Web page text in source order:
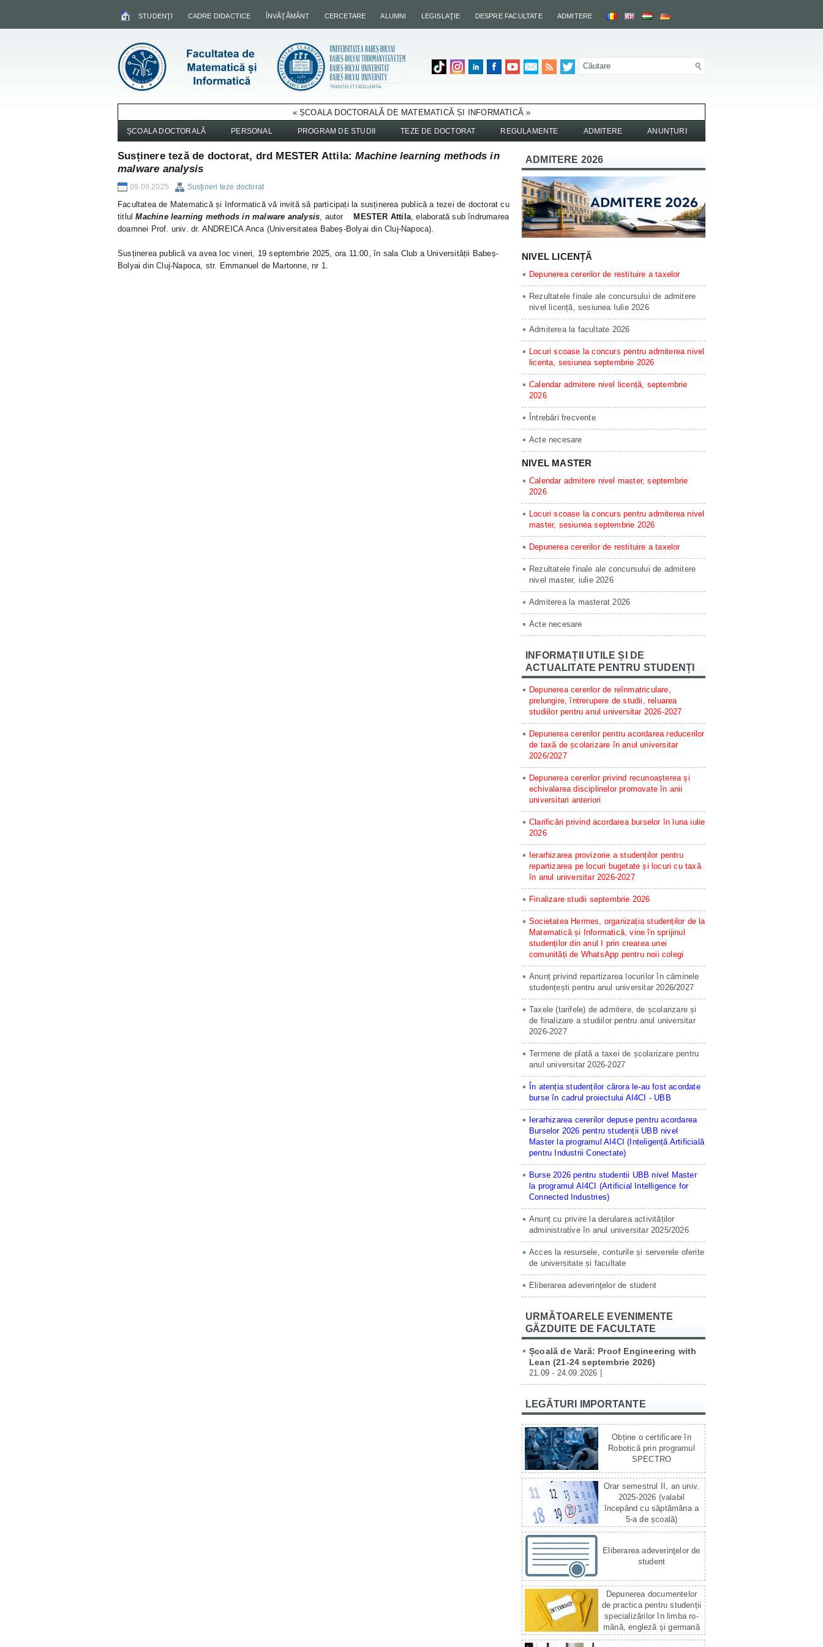
STUDENŢI CADRE DIDACTICE ÎNVĂŢĂMÂNT CERCETARE ALUMNI LEGISLAŢIE DESPRE FACULTATE ADMITERE
« ȘCOALA DOCTORALĂ DE MATEMATICĂ ȘI INFORMATICĂ »
ȘCOALA DOCTORALĂ PERSONAL PROGRAM DE STUDII TEZE DE DOCTORAT REGULAMENTE ADMITERE ANUNȚURI
Susținere teză de doctorat, drd MESTER Attila:Machine learning methods in
malware analysis
09.09.2025 Susţineri teze doctorat
Facultatea de Matematică și Informatică vă invită să participați la susținerea publică a tezei de doctorat cu
titlulMachine learning methods in malware analysis, autor MESTER Attila, elaborată sub îndrumarea
doamnei Prof. univ. dr. ANDREICA Anca (Universitatea Babeș-Bolyai din Cluj-Napoca).
Susținerea publică va avea loc vineri, 19 septembrie 2025, ora 11:00, în sala Club a Universității Babeș-
Bolyai din Cluj-Napoca, str. Emmanuel de Martonne, nr 1.
ADMITERE 2026
NIVEL LICENȚĂ
Depunerea cererilor de restituire a taxelor
Rezultatele finale ale concursului de admitere
nivel licență, sesiunea Iulie 2026
Admiterea la facultate 2026
Locuri scoase la concurs pentru admiterea nivel
licenta, sesiunea septembrie 2026
Calendar admitere nivel licență, septembrie
2026
Întrebări frecvente
Acte necesare
NIVEL MASTER
Calendar admitere nivel master, septembrie
2026
Locuri scoase la concurs pentru admiterea nivel
master, sesiunea septembrie 2026
Depunerea cererilor de restituire a taxelor
Rezultatele finale ale concursului de admitere
nivel master, iulie 2026
Admiterea la masterat 2026
Acte necesare
INFORMAȚII UTILE ȘI DE
ACTUALITATE PENTRU STUDENȚI
Depunerea cererilor de reînmatriculare,
prelungire, întrerupere de studii, reluarea
studiilor pentru anul universitar 2026-2027
Depunerea cererilor pentru acordarea reducerilor
de taxă de școlarizare în anul universitar
2026/2027
Depunerea cererilor privind recunoașterea și
echivalarea disciplinelor promovate în anii
universitari anteriori
Clarificări privind acordarea burselor în luna iulie
2026
Ierarhizarea provizorie a studenților pentru
repartizarea pe locuri bugetate și locuri cu taxă
în anul universitar 2026-2027
Finalizare studii septembrie 2026
Societatea Hermes, organizația studenților de la
Matematică și Informatică, vine în sprijinul
studenților din anul I prin crearea unei
comunități de WhatsApp pentru noii colegi
Anunț privind repartizarea locurilor în căminele
studențești pentru anul universitar 2026/2027
Taxele (tarifele) de admitere, de școlarizare și
de finalizare a studiilor pentru anul universitar
2026-2027
Termene de plată a taxei de școlarizare pentru
anul universitar 2026-2027
În atenția studenților cărora le-au fost acordate
burse în cadrul proiectului AI4CI - UBB
Ierarhizarea cererilor depuse pentru acordarea
Burselor 2026 pentru studenții UBB nivel
Master la programul AI4CI (Inteligență Artificială
pentru Industrii Conectate)
Burse 2026 pentru studentii UBB nivel Master
la programul AI4CI (Artificial Intelligence for
Connected Industries)
Anunț cu privire la derularea activităților
administrative în anul universitar 2025/2026
Acces la resursele, conturile și serverele oferite
de universitate și facultate
Eliberarea adeverinţelor de student
URMĂTOARELE EVENIMENTE
GĂZDUITE DE FACULTATE
Școală de Vară: Proof Engineering with
Lean (21-24 septembrie 2026)
21.09 - 24.09.2026 |
LEGĂTURI IMPORTANTE
Obține o certificare în
Robotică prin programul
SPECTRO
Orar semestrul II, an univ.
2025-2026 (valabil
începând cu săptămâna a
5-a de școală)
Eliberarea adeverinţelor de
student
Depunerea documentelor
de practica pentru studenții
specializărilor în limba ro­
mână, engleză și germană